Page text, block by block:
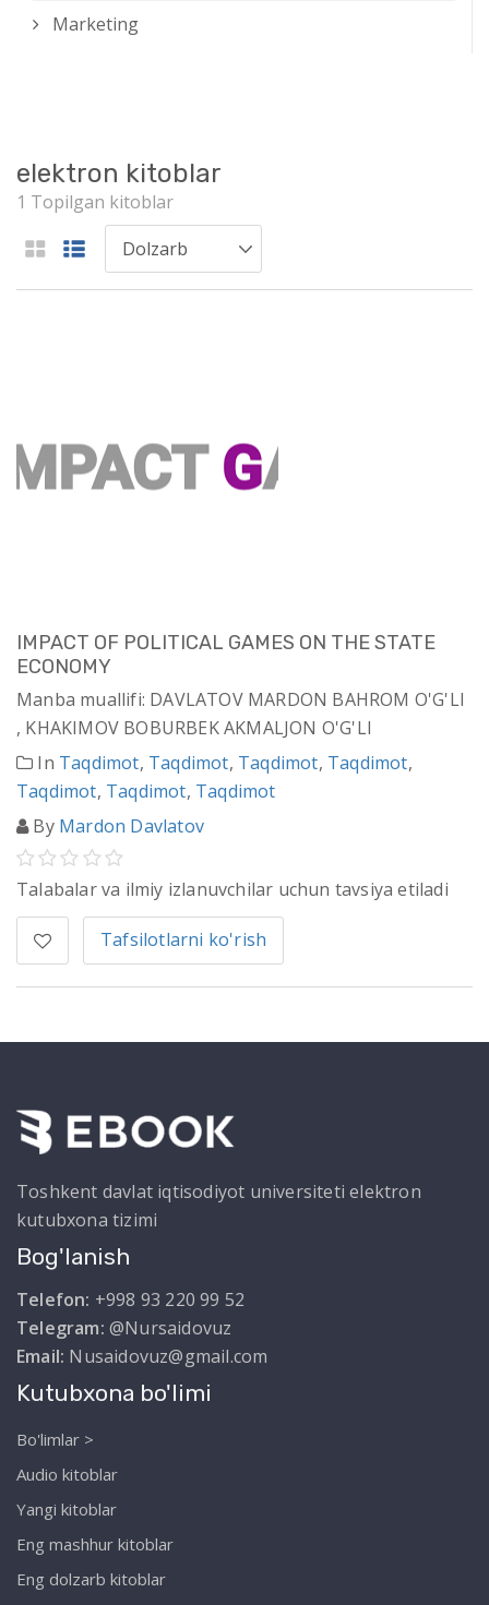
Marketing
elektron kitoblar
1 Topilgan kitoblar
IMPACT OF POLITICAL GAMES ON THE STATE
ECONOMY
Manba muallifi: DAVLATOV MARDON BAHROM O'G'LI
, KHAKIMOV BOBURBEK AKMALJON O'G'LI
In Taqdimot, Taqdimot, Taqdimot, Taqdimot,
Taqdimot, Taqdimot, Taqdimot
By Mardon Davlatov
Talabalar va ilmiy izlanuvchilar uchun tavsiya etiladi
Tafsilotlarni ko'rish
Toshkent davlat iqtisodiyot universiteti elektron
kutubxona tizimi
Bog'lanish
Telefon: +998 93 220 99 52
Telegram: @Nursaidovuz
Email: Nusaidovuz@gmail.com
Kutubxona bo'limi
Bo'limlar >
Audio kitoblar
Yangi kitoblar
Eng mashhur kitoblar
Eng dolzarb kitoblar